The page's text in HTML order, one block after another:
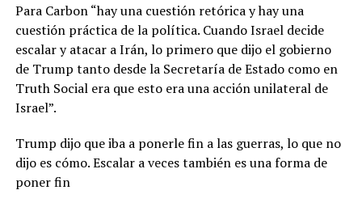
Para Carbon “hay una cuestión retórica y hay una
cuestión práctica de la política. Cuando Israel decide
escalar y atacar a Irán, lo primero que dijo el gobierno
de Trump tanto desde la Secretaría de Estado como en
Truth Social era que esto era una acción unilateral de
Israel”.
Trump dijo que iba a ponerle fin a las guerras, lo que no
dijo es cómo. Escalar a veces también es una forma de
poner fin